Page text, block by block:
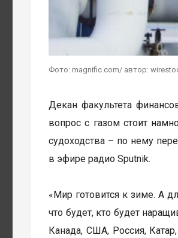
Фото: magnific.com/ автор:
Декан факультета
вопрос с газом стоит
судоходства – по нему
в эфире радио Sputnik.
«Мир готовится к зиме. А
что будет, кто будет
Канада, США, Россия,